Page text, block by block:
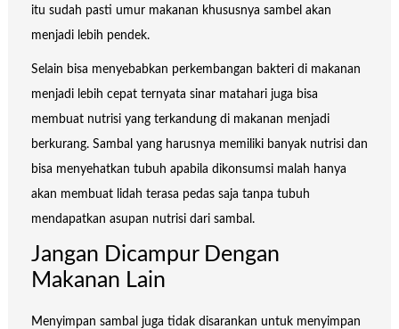
itu sudah pasti umur makanan khususnya sambel akan
menjadi lebih pendek.
Selain bisa menyebabkan perkembangan bakteri di makanan
menjadi lebih cepat ternyata sinar matahari juga bisa
membuat nutrisi yang terkandung di makanan menjadi
berkurang. Sambal yang harusnya memiliki banyak nutrisi dan
bisa menyehatkan tubuh apabila dikonsumsi malah hanya
akan membuat lidah terasa pedas saja tanpa tubuh
mendapatkan asupan nutrisi dari sambal.
Jangan Dicampur Dengan
Makanan Lain
Menyimpan sambal juga tidak disarankan untuk menyimpan